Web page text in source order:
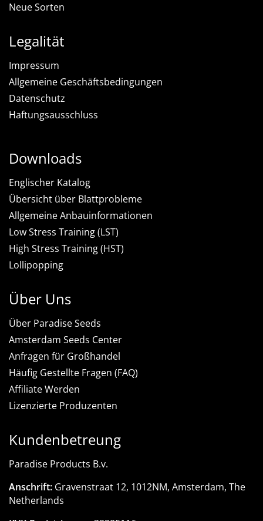
Neue Sorten
Legalität
Impressum
Allgemeine Geschäftsbedingungen
Datenschutz
Haftungsausschluss
Downloads
Englischer Katalog
Übersicht über Blattprobleme
Allgemeine Anbauinformationen
Low Stress Training (LST)
High Stress Training (HST)
Lollipopping
Über Uns
Über Paradise Seeds
Amsterdam Seeds Center
Anfragen für Großhandel
Häufig Gestellte Fragen (FAQ)
Affiliate Werden
Lizenzierte Produzenten
Kundenbetreung
Paradise Products B.v.
Anschrift: Gravenstraat 12, 1012NM, Amsterdam, The
Netherlands